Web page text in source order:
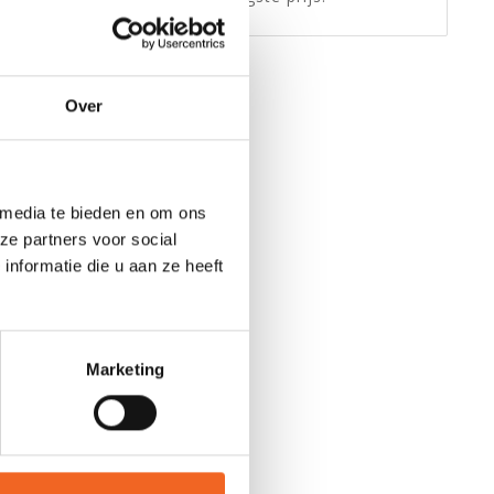
Over
te bieden en om ons
partners voor social
die u aan ze heeft
Marketing
met
zit